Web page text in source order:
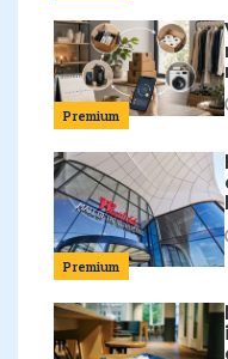
Premium
Premium